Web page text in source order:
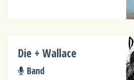
Die + Wallace
Band